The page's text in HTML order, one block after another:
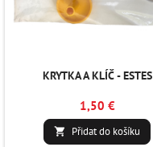
KRYTKA A KLÍČ - ESTES
1,50 €
 Přidat do košíku